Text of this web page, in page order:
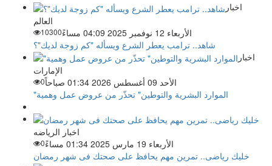
اخبار
العالم
الأربعاء 12 نوفمبر 2025 04:09 مساءً
10300
شاهد.. ترامب يعطر الشرع ويسأله "كم زوجة لديك"؟
اخبار
الإمارات
الأحد 09 أغسطس 2026 01:34 صباحاً
0
"الموارد البشرية والتوطين" تحذّر من عروض عمل وهمية
اخبار الرياضه
الأربعاء 19 مارس 2025 01:34 مساءً
0
خليك رياضى.. تمرين مهم يحافظ على صحتك فى شهر رمضان